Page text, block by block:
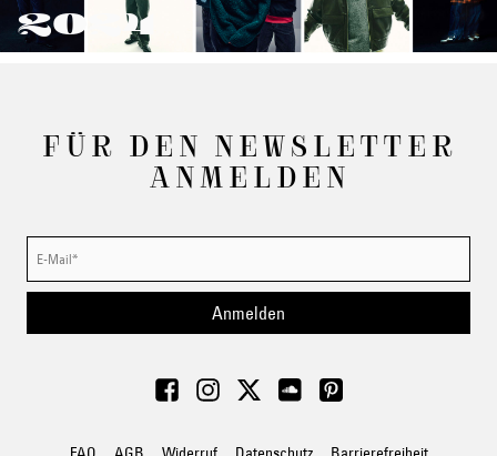
2024
FÜR DEN NEWSLETTER
ANMELDEN
Anmelden